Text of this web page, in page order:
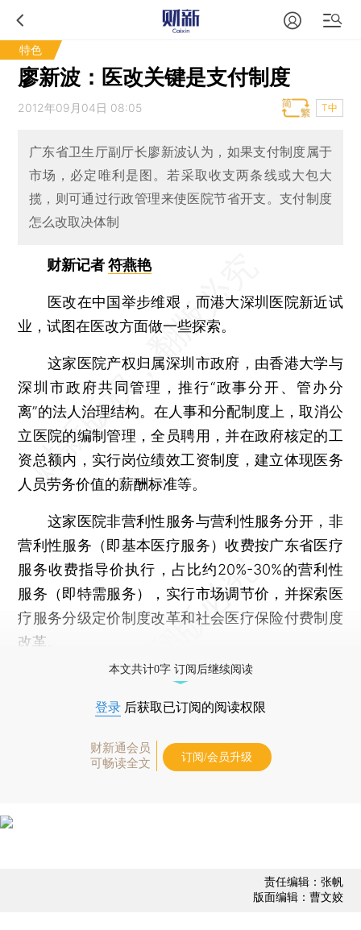
特色
廖新波：医改关键是支付制度
2012年09月04日 08:05 T中
广东省卫生厅副厅长廖新波认为，如果支付制度属于
市场，必定唯利是图。若采取收支两条线或大包大
揽，则可通过行政管理来使医院节省开支。支付制度
怎么改取决体制
财新记者符燕艳
医改在中国举步维艰，而港大深圳医院新近试
业，试图在医改方面做一些探索。
这家医院产权归属深圳市政府，由香港大学与
深圳市政府共同管理，推行“政事分开、管办分
离”的法人治理结构。在人事和分配制度上，取消公
立医院的编制管理，全员聘用，并在政府核定的工
资总额内，实行岗位绩效工资制度，建立体现医务
人员劳务价值的薪酬标准等。
这家医院非营利性服务与营利性服务分开，非
营利性服务（即基本医疗服务）收费按广东省医疗
服务收费指导价执行，占比约20%-30%的营利性
服务（即特需服务），实行市场调节价，并探索医
疗服务分级定价制度改革和社会医疗保险付费制度
改革。
本文共计0字 订阅后继续阅读
登录 后获取已订阅的阅读权限
财新通会员
可畅读全文
订阅/会员升级
责任编辑：张帆
版面编辑：曹文姣